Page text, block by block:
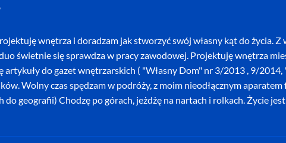
wnętrza i doradzam jak stworzyć swój własny kąt do życia. Z
świetnie się sprawdza w pracy zawodowej. Projektuję wnętrza
artykuły do gazet wnętrzarskich ( "Własny Dom" nr 3/2013 , 9/
Wolny czas spędzam w podróży, z moim nieodłącznym
do geografii) Chodzę po górach, jeżdżę na nartach i rolkach. Życie